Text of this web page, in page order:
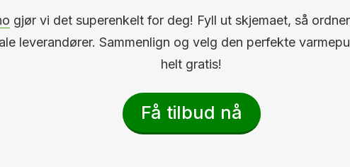
gjør vi det superenkelt for deg! Fyll ut skjemaet, så
leverandører. Sammenlign og velg den perfekte
helt gratis!
Få tilbud nå